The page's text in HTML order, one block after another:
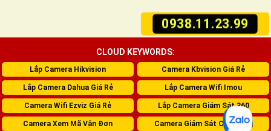
0938.11.23.99
CLOUD KEYWORDS:
Lắp Camera Hikvision Camera Kbvision Giá Rẻ
Lắp Camera Dahua Giá Rẻ Lắp Camera Wifi Imou
Camera Wifi Ezviz Giá Rẻ Lắp Camera Giám Sát 360
Camera Xem Mã Vận Đơn Camera Giám Sát Cửa Hàng